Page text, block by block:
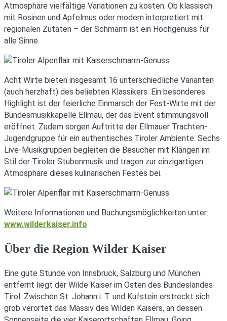
Atmosphäre vielfältige Variationen zu kosten. Ob klassisch
mit Rosinen und Apfelmus oder modern interpretiert mit
regionalen Zutaten – der Schmarrn ist ein Hochgenuss für
alle Sinne.
Acht Wirte bieten insgesamt 16 unterschiedliche Varianten
(auch herzhaft) des beliebten Klassikers. Ein besonderes
Highlight ist der feierliche Einmarsch der Fest-Wirte mit der
Bundesmusikkapelle Ellmau, der das Event stimmungsvoll
eröffnet. Zudem sorgen Auftritte der Ellmauer Trachten-
Jugendgruppe für ein authentisches Tiroler Ambiente. Sechs
Live-Musikgruppen begleiten die Besucher mit Klängen im
Stil der Tiroler Stubenmusik und tragen zur einzigartigen
Atmosphäre dieses kulinarischen Festes bei.
Weitere Informationen und Buchungsmöglichkeiten unter:
www.wilderkaiser.info
Über die Region Wilder Kaiser
Eine gute Stunde von Innsbruck, Salzburg und München
entfernt liegt der Wilde Kaiser im Osten des Bundeslandes
Tirol. Zwischen St. Johann i. T. und Kufstein erstreckt sich
grob verortet das Massiv des Wilden Kaisers, an dessen